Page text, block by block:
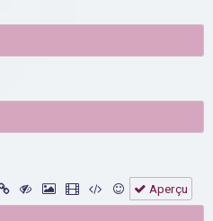
Aperçu